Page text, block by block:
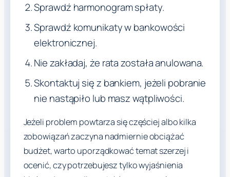
Sprawdź harmonogram spłaty.
Sprawdź komunikaty w bankowości
elektronicznej.
Nie zakładaj, że rata została anulowana.
Skontaktuj się z bankiem, jeżeli pobranie
nie nastąpiło lub masz wątpliwości.
Jeżeli problem powtarza się częściej albo kilka
zobowiązań zaczyna nadmiernie obciążać
budżet, warto uporządkować temat szerzej i
ocenić, czy potrzebujesz tylko wyjaśnienia